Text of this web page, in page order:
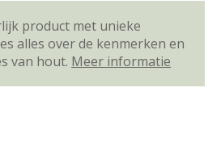
product met unieke
alles over de kenmerken en
van hout. Meer informatie